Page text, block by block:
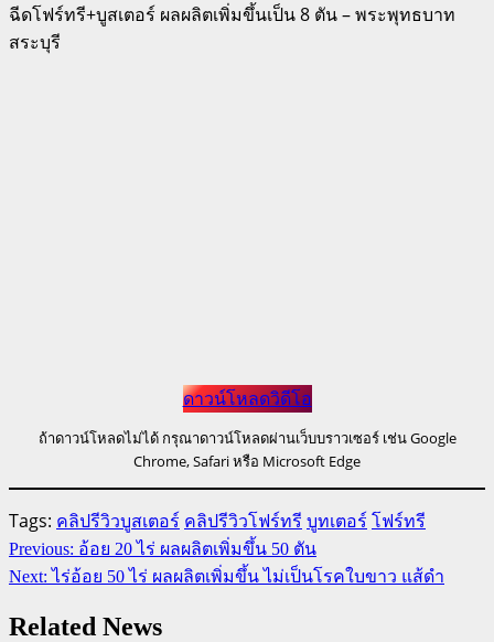
ฉีดโฟร์ทรี+บูสเตอร์ ผลผลิตเพิ่มขึ้นเป็น 8 ตัน – พระพุทธบาท
สระบุรี
ดาวน์โหลดวิดีโอ
ถ้าดาวน์โหลดไม่ได้ กรุณาดาวน์โหลดผ่านเว็บบราวเซอร์ เช่น Google
Chrome, Safari หรือ Microsoft Edge
Tags: คลิปรีวิวบูสเตอร์ คลิปรีวิวโฟร์ทรี บูทเตอร์โฟร์ทรี
Continue
Reading
Previous: อ้อย 20 ไร่ ผลผลิตเพิ่มขึ้น 50 ตัน
Next: ไร่อ้อย 50 ไร่ ผลผลิตเพิ่มขึ้น ไม่เป็นโรคใบขาว แส้ดำ
Related News